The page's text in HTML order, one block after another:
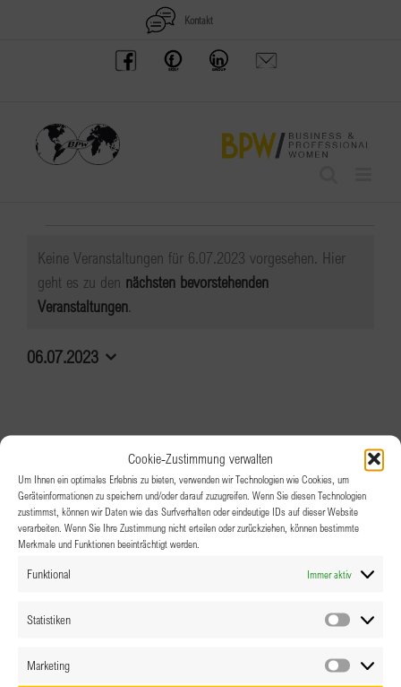
Cookie-Zustimmung verwalten
Um Ihnen ein optimales Erlebnis zu bieten, verwenden wir Technologien wie Cookies, um
Geräteinformationen zu speichern und/oder darauf zuzugreifen. Wenn Sie diesen Technologien
zustimmst, können wir Daten wie das Surfverhalten oder eindeutige IDs auf dieser Website
verarbeiten. Wenn Sie Ihre Zustimmung nicht erteilen oder zurückziehen, können bestimmte
Merkmale und Funktionen beeinträchtigt werden.
Funktional Immer aktiv
Statistiken
Marketing
Kontakt
BPW
Austria
Offenes
Frauennetzwerk
BPW
Gruppe
Anfrage
schicken
Veranstaltungen
für
Hinweis
Keine Veranstaltungen für 6.07.2023 vorgesehen. Hier
geht es zu den nächsten bevorstehenden
Veranstaltungen.
06.07.2023